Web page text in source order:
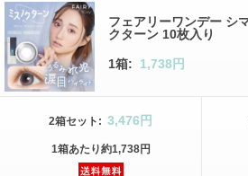
フェアリーワンデー シ
クターン 10枚入り
1箱: 1,738円
2箱セット : 3,476円
1箱あたり約1,738円